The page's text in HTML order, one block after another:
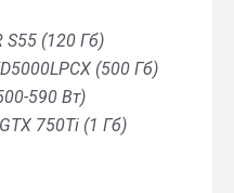
S55 (120 Гб)
(500 Гб)
590 Вт)
750Ti (1 Гб)